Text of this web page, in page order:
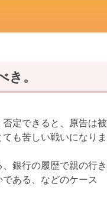
。
定できると、原告は被
も苦しい戦いになりま
銀行の履歴で親の行き
ある、などのケース